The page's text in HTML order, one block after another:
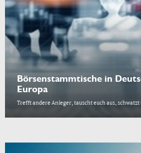
Börsenstammtische in
Europa
Trefft andere Anleger, tauscht euch aus, schwatzt